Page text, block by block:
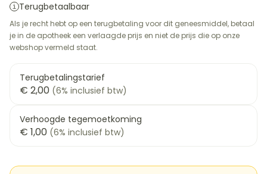
Terugbetaalbaar
Als je recht hebt op een terugbetaling voor dit geneesmiddel, betaal
je in de apotheek een verlaagde prijs en niet de prijs die op onze
webshop vermeld staat.
Terugbetalingstarief
€ 2,00 (6% inclusief btw)
Verhoogde tegemoetkoming
€ 1,00 (6% inclusief btw)